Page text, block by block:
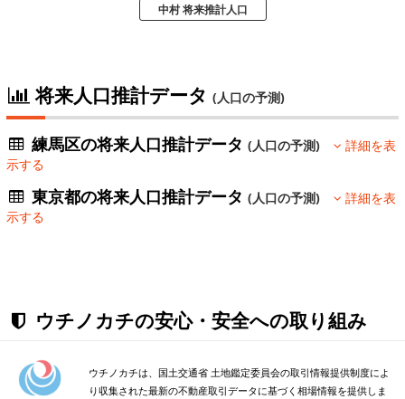
中村 将来推計人口
将来人口推計データ (人口の予測)
練馬区の将来人口推計データ(人口の予測)
詳細を表
示する
東京都の将来人口推計データ(人口の予測)
詳細を表
示する
ウチノカチの安心・安全への取り組み
ウチノカチは、国土交通省 土地鑑定委員会の取引情報提供制度によ
り収集された最新の不動産取引データに基づく相場情報を提供しま